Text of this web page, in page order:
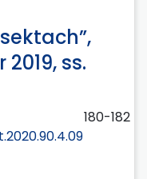
ss.
180-182